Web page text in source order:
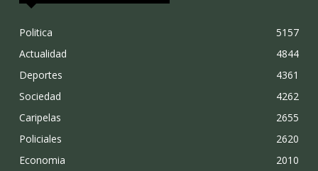
Politica
5157
Actualidad
4844
Deportes
4361
Sociedad
4262
Caripelas
2655
Policiales
2620
Economia
2010